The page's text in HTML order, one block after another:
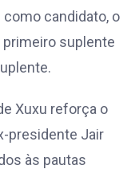
candidato, o
suplente
Xuxu reforça o
presidente Jair
às pautas